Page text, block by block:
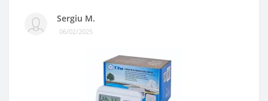
Sergiu M.
06/02/2025